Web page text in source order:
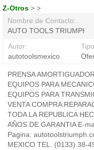
Z-Otros > >
Nombre de Contacto:
AUTO TOOLS TRIUMPH
Autor:
autotoolsmexico
PRENSA
EQUIPOS PARA
EQUIPOS PARA
VENTA COMPRA
TODA LA REPUBLICA
AÑOS DE GARANTIA E-
Pagina:
MEXICO TEL. (0133) 38-